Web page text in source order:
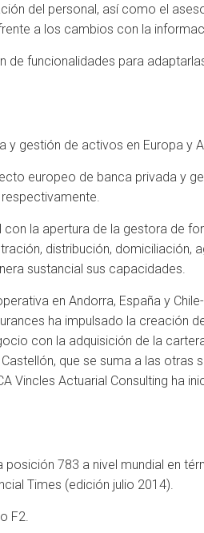
del personal, así como el
a los cambios con la
de funcionalidades para
y gestión de activos en Europa y
europeo de banca privada y
la apertura de la gestora de
distribución, domiciliación,
sustancial sus capacidades.
en Andorra, España y
ha impulsado la creación
con la adquisición de la
que se suma a las otras
Vincles Actuarial Consulting ha
783 a nivel mundial en
Times (edición julio 2014).
F2.